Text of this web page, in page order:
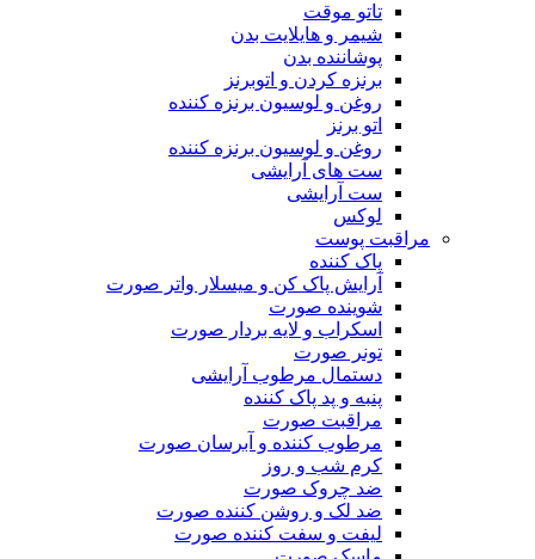
تاتو موقت
شیمر و هایلایت بدن
پوشاننده بدن
برنزه کردن و اتوبرنز
روغن و لوسیون برنزه کننده
اتو برنز
روغن و لوسیون برنزه کننده
ست های آرایشی
ست آرایشی
لوکس
مراقبت پوست
پاک کننده
آرایش پاک کن و میسلار واتر صورت
شوینده صورت
اسکراب و لایه بردار صورت
تونر صورت
دستمال مرطوب آرایشی
پنبه و پد پاک کننده
مراقبت صورت
مرطوب کننده و آبرسان صورت
کرم شب و روز
ضد چروک صورت
ضد لک و روشن کننده صورت
لیفت و سفت کننده صورت